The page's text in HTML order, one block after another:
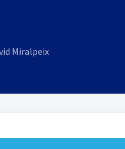
Miralpeix